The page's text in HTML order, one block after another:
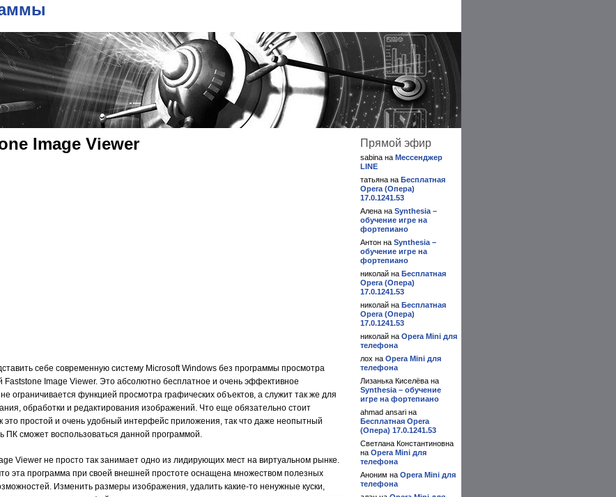
Прямой эфир
sabina на Мессенджер
LINE
татьяна на Бесплатная
Opera (Опера)
17.0.1241.53
Алена на Synthesia –
обучение игре на
фортепиано
Антон на Synthesia –
обучение игре на
фортепиано
николай на Бесплатная
Opera (Опера)
17.0.1241.53
николай на Бесплатная
Opera (Опера)
17.0.1241.53
николай на Opera Mini для
телефона
лох на Opera Mini для
телефона
Лизанька Киселёва на
Synthesia – обучение
игре на фортепиано
ahmad ansari на
Бесплатная Opera
(Опера) 17.0.1241.53
Светлана Константиновна
на Opera Mini для
телефона
Аноним на Opera Mini для
телефона
Image Viewer
себе современную систему Microsoft Windows без программы просмотра
Faststone Image Viewer. Это абсолютно бесплатное и очень эффективное
ограничивается функцией просмотра графических объектов, а служит так же для
обработки и редактирования изображений. Что еще обязательно стоит
это простой и очень удобный интерфейс приложения, так что даже неопытный
ПК сможет воспользоваться данной программой.
Viewer не просто так занимает одно из лидирующих мест на виртуальном рынке.
эта программа при своей внешней простоте оснащена множеством полезных
Изменить размеры изображения, удалить какие-то ненужные куски,